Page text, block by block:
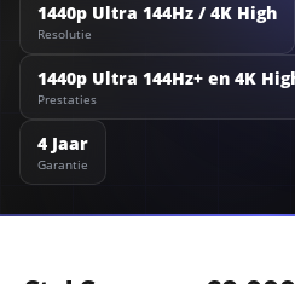
1440p Ultra 144Hz / 4K High
Resolutie
1440p Ultra 144Hz+ en 4K
Prestaties
4 Jaar
Garantie